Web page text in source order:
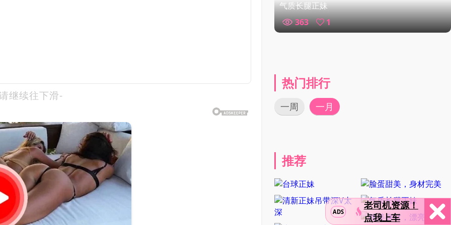
继续往下滑-
气质长腿正妹
363
1
热门排行
一周 一月
推荐
ADS
老司机资源！
点我上车